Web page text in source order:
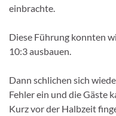
einbrachte.
Diese Führung konnten
10:3 ausbauen.
Dann schlichen sich
Fehler ein und die Gäste
Kurz vor der Halbzeit